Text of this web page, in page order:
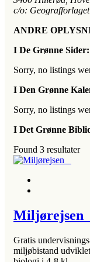
c/o: Geografforlaget
ANDRE
I De Grønne Sider:
Sorry, no listings
I Den Grønne
Sorry, no listings
I Det Grønne
Found 3 resultater
Miljørejsen
Gratis
miljøbistand